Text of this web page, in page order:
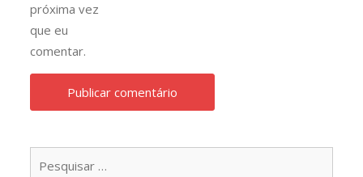
próxima vez
que eu
comentar.